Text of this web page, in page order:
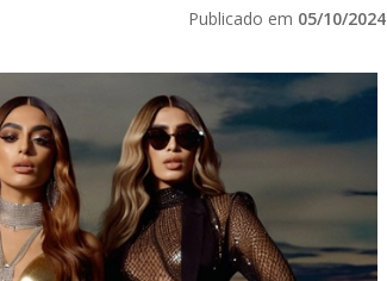
Publicado em 05/10/2024